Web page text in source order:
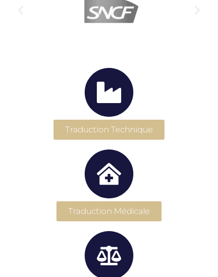
Traduction Technique
Traduction Médicale